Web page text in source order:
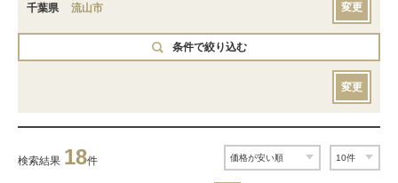
千葉県 流山市 変更
条件で絞り込む
変更
検索結果 18件